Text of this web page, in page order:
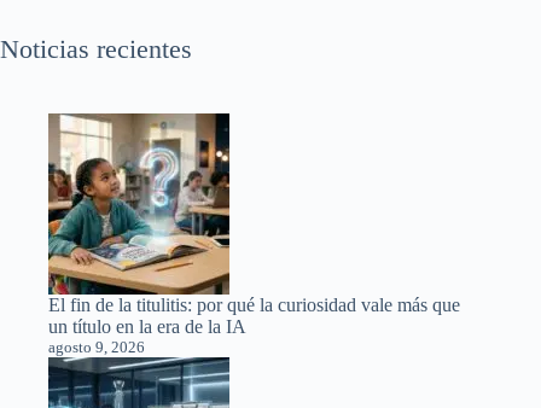
Noticias recientes
El fin de la titulitis: por qué la curiosidad vale más que
un título en la era de la IA
agosto 9, 2026